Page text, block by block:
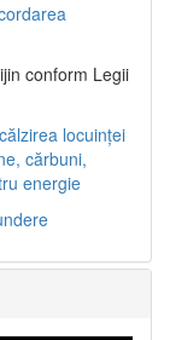
conform Legii
locuinței
cărbuni,
energie